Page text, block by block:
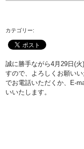
カテゴリー:
誠に勝手ながら4月29日(
すので、よろしくお願い
でお電話いただくか、E-
いいたします。